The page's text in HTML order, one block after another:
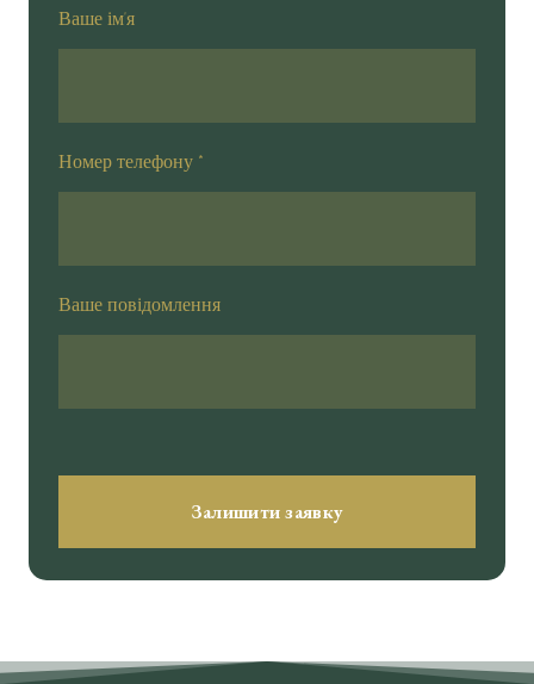
Ваше ім'я
Номер телефону *
Ваше повідомлення
Залишити заявку